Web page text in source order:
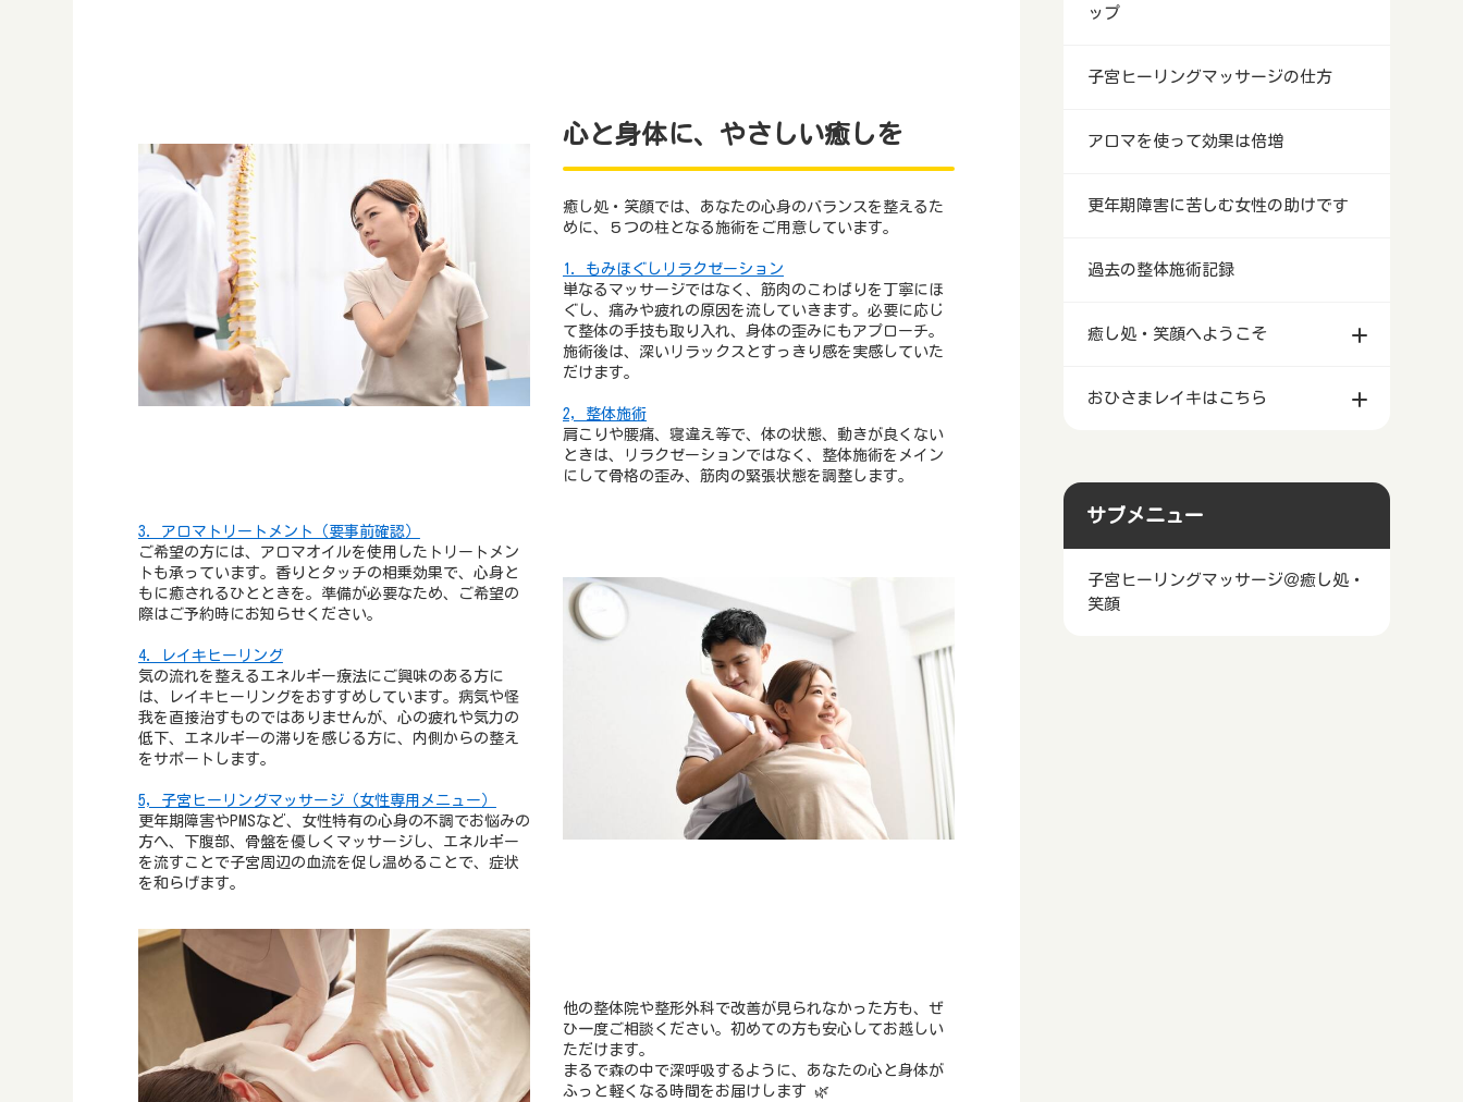
心と身体に、やさしい癒しを
癒し処・笑顔では、あなたの心身のバランスを整えるた
めに、５つの柱となる施術をご用意しています。
1. もみほぐしリラクゼーション
単なるマッサージではなく、筋肉のこわばりを丁寧にほ
ぐし、痛みや疲れの原因を流していきます。必要に応じ
て整体の手技も取り入れ、身体の歪みにもアプローチ。
施術後は、深いリラックスとすっきり感を実感していた
だけます。
2, 整体施術
肩こりや腰痛、寝違え等で、体の状態、動きが良くない
ときは、リラクゼーションではなく、整体施術をメイン
にして骨格の歪み、筋肉の緊張状態を調整します。
3. アロマトリートメント（要事前確認）
ご希望の方には、アロマオイルを使用したトリートメン
トも承っています。香りとタッチの相乗効果で、心身と
もに癒されるひとときを。準備が必要なため、ご希望の
際はご予約時にお知らせください。
4. レイキヒーリング
気の流れを整えるエネルギー療法にご興味のある方に
は、レイキヒーリングをおすすめしています。病気や怪
我を直接治すものではありませんが、心の疲れや気力の
低下、エネルギーの滞りを感じる方に、内側からの整え
をサポートします。
5, 子宮ヒーリングマッサージ（女性専用メニュー）
更年期障害やPMSなど、女性特有の心身の不調でお悩みの
方へ、下腹部、骨盤を優しくマッサージし、エネルギー
を流すことで子宮周辺の血流を促し温めることで、症状
を和らげます。
他の整体院や整形外科で改善が見られなかった方も、ぜ
ひ一度ご相談ください。初めての方も安心してお越しい
ただけます。
まるで森の中で深呼吸するように、あなたの心と身体が
ふっと軽くなる時間をお届けします 🌿
ップ
子宮ヒーリングマッサージの仕方
アロマを使って効果は倍増
更年期障害に苦しむ女性の助けです
過去の整体施術記録
癒し処・笑顔へようこそ
おひさまレイキはこちら
サブメニュー
子宮ヒーリングマッサージ＠癒し処・
笑顔